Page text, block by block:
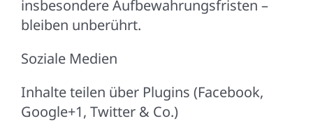
insbesondere Aufbewahrungsfristen –
bleiben unberührt.
Soziale Medien
Inhalte teilen über Plugins (Facebook,
Google+1, Twitter & Co.)